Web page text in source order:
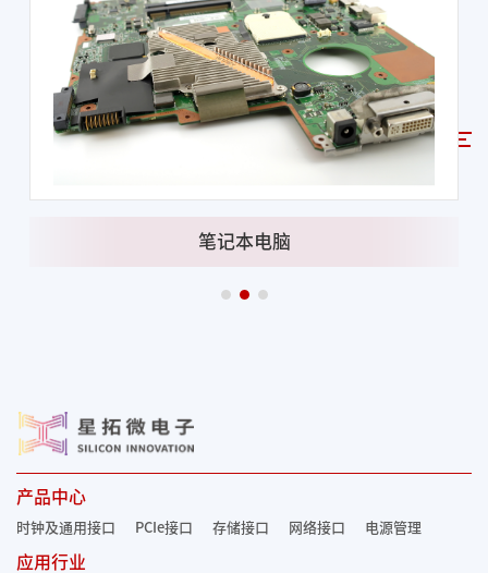
笔记本电脑
产品中心
时钟及通用接口 PCIe接口 存储接口 网络接口 电源管理
应用行业